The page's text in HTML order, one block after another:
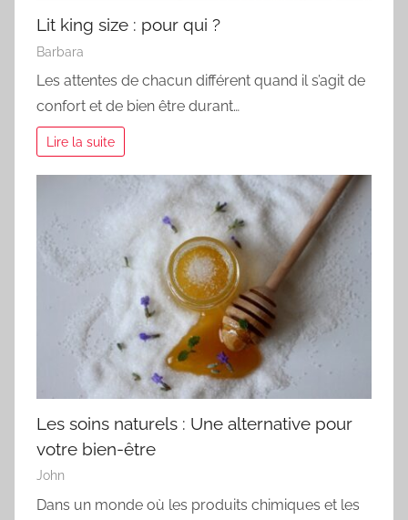
Lit king size : pour qui ?
Barbara
Les attentes de chacun différent quand il s’agit de
confort et de bien être durant…
Lire la suite
Les soins naturels : Une alternative pour
votre bien-être
John
Dans un monde où les produits chimiques et les